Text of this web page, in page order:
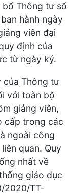
Thông tư số
hành ngày
viên đại
định của
từ ngày ký.
của Thông tư
với toàn bộ
giảng viên,
cấp trong các
ngoài công
quan. Quy
nhất về
giáo dục
2020/TT-